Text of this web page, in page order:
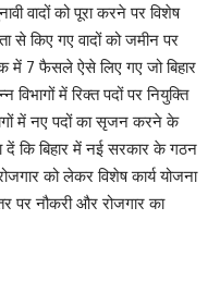
वादों को पूरा करने पर विशेष
से किए गए वादों को जमीन पर
में 7 फैसले ऐसे लिए गए जो बिहार
में रिक्त पदों पर नियुक्ति
में नए पदों का सृजन करने के
दें कि बिहार में नई सरकार के गठन
को लेकर विशेष कार्य योजना
पर नौकरी और रोजगार का